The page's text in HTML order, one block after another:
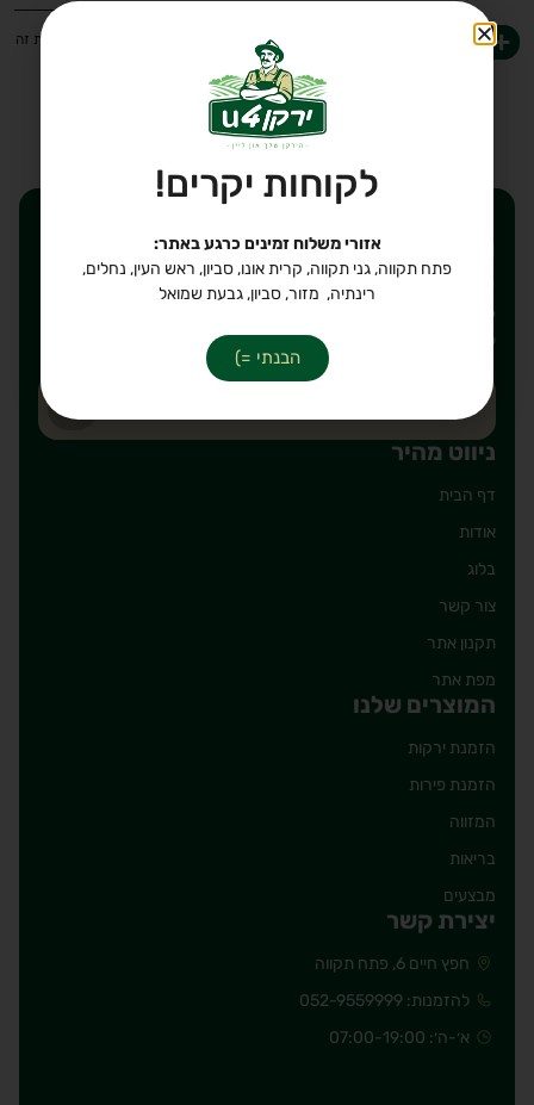
מחיר ל-100 גרם: 1.59 ₪
+
-
רוצים לקבל הנחות ישירות
לאימייל שלכם?
יאללה, חבל לפספס. כתבו את הכתובת אימייל על מנת להירשם
לרשימת תפוצה שלנו, מבטיחים לשלוח רק דברים טובים!
ניווט מהיר
דף הבית
אודות
בלוג
צור קשר
תקנון אתר
מפת אתר
המוצרים שלנו
הזמנת ירקות
הזמנת פירות
המזווה
בריאות
מבצעים
יצירת קשר
חפץ חיים 6, פתח תקווה
להזמנות: 052-9559999
א׳-ה׳: 07:00-19:00
לקוחות יקרים!
אזורי משלוח זמינים כרגע באתר:
פתח תקווה, גני תקווה, קרית אונו, סביון, ראש העין, נחלים,
רינתיה, מזור, סביון, גבעת שמואל
הבנתי =)